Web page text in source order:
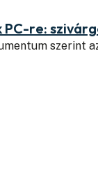
PC-re:
szerint